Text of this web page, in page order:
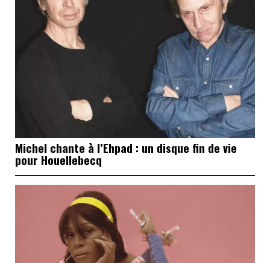
Michel chante à l’Ehpad : un disque fin de vie
pour Houellebecq